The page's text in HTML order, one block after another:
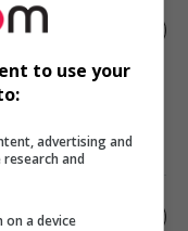
retour
to use your
advertising and
and
a device